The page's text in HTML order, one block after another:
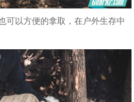
可以方便的拿取，在户外生存中